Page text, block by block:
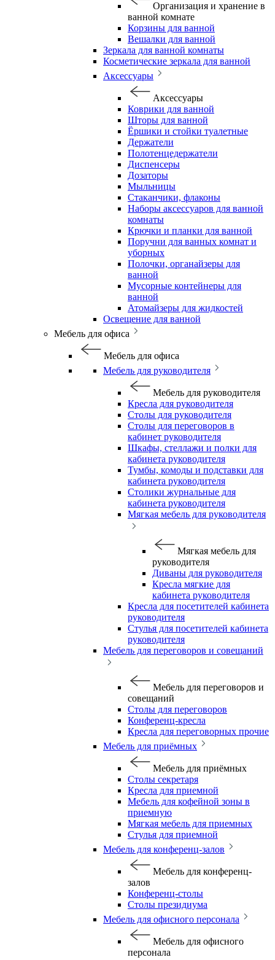
Организация и хранение в
ванной комнате
Корзины для ванной
Вешалки для ванной
Зеркала для ванной комнаты
Косметические зеркала для ванной
Аксессуары
Аксессуары
Коврики для ванной
Шторы для ванной
Ёршики и стойки туалетные
Держатели
Полотенцедержатели
Диспенсеры
Дозаторы
Мыльницы
Стаканчики, флаконы
Наборы аксессуаров для ванной
комнаты
Крючки и планки для ванной
Поручни для ванных комнат и
уборных
Полочки, органайзеры для
ванной
Мусорные контейнеры для
ванной
Атомайзеры для жидкостей
Освещение для ванной
Мебель для офиса
Мебель для офиса
Мебель для руководителя
Мебель для руководителя
Кресла для руководителя
Столы для руководителя
Столы для переговоров в
кабинет руководителя
Шкафы, стеллажи и полки для
кабинета руководителя
Тумбы, комоды и подставки для
кабинета руководителя
Столики журнальные для
кабинета руководителя
Мягкая мебель для руководителя
Мягкая мебель для
руководителя
Диваны для руководителя
Кресла мягкие для
кабинета руководителя
Кресла для посетителей кабинета
руководителя
Стулья для посетителей кабинета
руководителя
Мебель для переговоров и совещаний
Мебель для переговоров и
совещаний
Столы для переговоров
Конференц-кресла
Кресла для переговорных прочие
Мебель для приёмных
Мебель для приёмных
Столы секретаря
Кресла для приемной
Мебель для кофейной зоны в
приемную
Мягкая мебель для приемных
Стулья для приемной
Мебель для конференц-залов
Мебель для конференц-
залов
Конференц-столы
Столы президиума
Мебель для офисного персонала
Мебель для офисного
персонала